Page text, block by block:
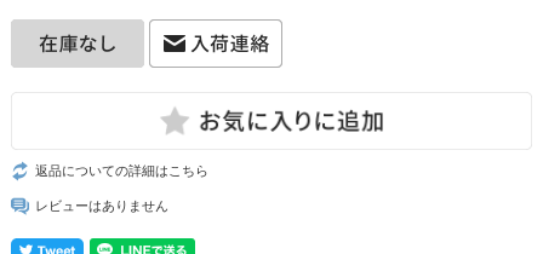
返品についての詳細はこちら
レビューはありません